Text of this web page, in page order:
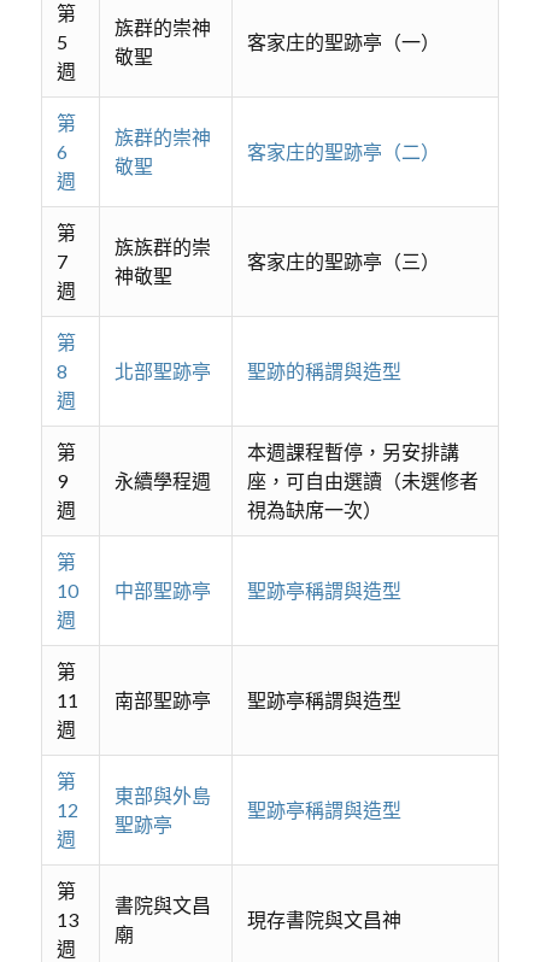
第
5
週
族群的崇神
敬聖
客家庄的聖跡亭（一）
第
6
週
族群的崇神
敬聖
客家庄的聖跡亭（二）
第
7
週
族族群的崇
神敬聖
客家庄的聖跡亭（三）
第
8
週
北部聖跡亭 聖跡的稱謂與造型
第
9
週
永續學程週
本週課程暫停，另安排講
座，可自由選讀（未選修者
視為缺席一次）
第
10
週
中部聖跡亭 聖跡亭稱謂與造型
第
11
週
南部聖跡亭 聖跡亭稱謂與造型
第
12
週
東部與外島
聖跡亭
聖跡亭稱謂與造型
第
13
週
書院與文昌
廟
現存書院與文昌神